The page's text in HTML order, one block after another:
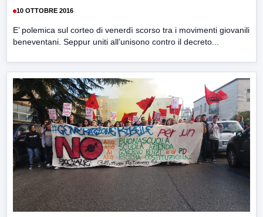
10 OTTOBRE 2016
E’ polemica sul corteo di venerdì scorso tra i movimenti giovanili
beneventani. Seppur uniti all’unisono contro il decreto...